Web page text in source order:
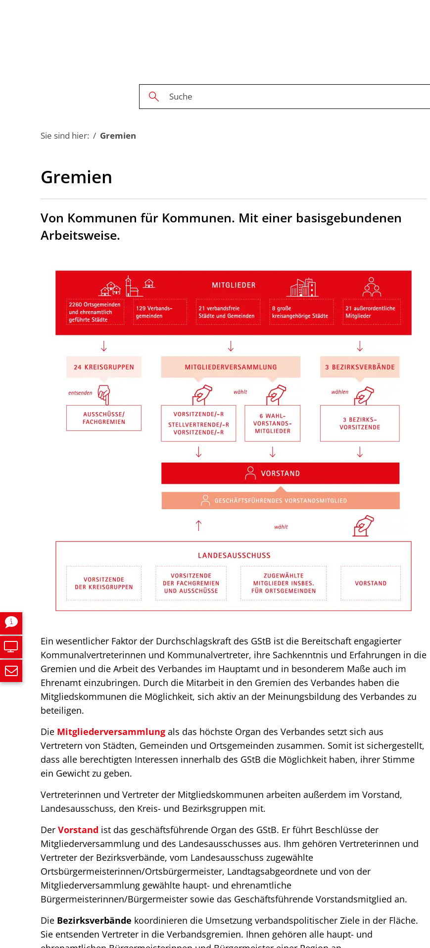
Sie sind hier: Gremien
Gremien
Von Kommunen für Kommunen. Mit einer basisgebundenen
Arbeitsweise.
Ein wesentlicher Faktor der Durchschlagskraft des GStB ist die Bereitschaft engagierter
Kommunalvertreterinnen und Kommunalvertreter, ihre Sachkenntnis und Erfahrungen in die
Gremien und die Arbeit des Verbandes im Hauptamt und in besonderem Maße auch im
Ehrenamt einzubringen. Durch die Mitarbeit in den Gremien des Verbandes haben die
Mitgliedskommunen die Möglichkeit, sich aktiv an der Meinungsbildung des Verbandes zu
beteiligen.
Die Mitgliederversammlung als das höchste Organ des Verbandes setzt sich aus
Vertretern von Städten, Gemeinden und Ortsgemeinden zusammen. Somit ist sichergestellt,
dass alle berechtigten Interessen innerhalb des GStB die Möglichkeit haben, ihrer Stimme
ein Gewicht zu geben.
Vertreterinnen und Vertreter der Mitgliedskommunen arbeiten außerdem im Vorstand,
Landesausschuss, den Kreis- und Bezirksgruppen mit.
Der Vorstand ist das geschäftsführende Organ des GStB. Er führt Beschlüsse der
Mitgliederversammlung und des Landesausschusses aus. Ihm gehören Vertreterinnen und
Vertreter der Bezirksverbände, vom Landesausschuss zugewählte
Ortsbürgermeisterinnen/Ortsbürgermeister, Landtagsabgeordnete und von der
Mitgliederversammlung gewählte haupt- und ehrenamtliche
Bürgermeisterinnen/Bürgermeister sowie das Geschäftsführende Vorstandsmitglied an.
Die Bezirksverbände koordinieren die Umsetzung verbandspolitischer Ziele in der Fläche.
Sie entsenden Vertreter in die Verbandsgremien. Ihnen gehören alle haupt- und